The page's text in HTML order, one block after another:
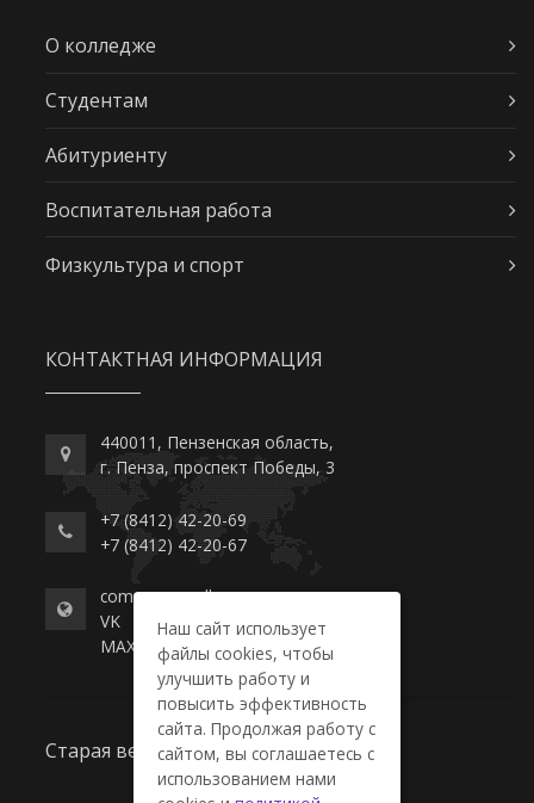
О колледже
Студентам
Абитуриенту
Воспитательная работа
Физкультура и спорт
КОНТАКТНАЯ ИНФОРМАЦИЯ
440011, Пензенская область,
г. Пенза, проспект Победы, 3
+7 (8412) 42-20-69
+7 (8412) 42-20-67
commerce-college.ru
VK
MAX
Старая версия сайта
Наш сайт использует
файлы cookies, чтобы
улучшить работу и
повысить эффективность
сайта. Продолжая работу с
сайтом, вы соглашаетесь с
использованием нами